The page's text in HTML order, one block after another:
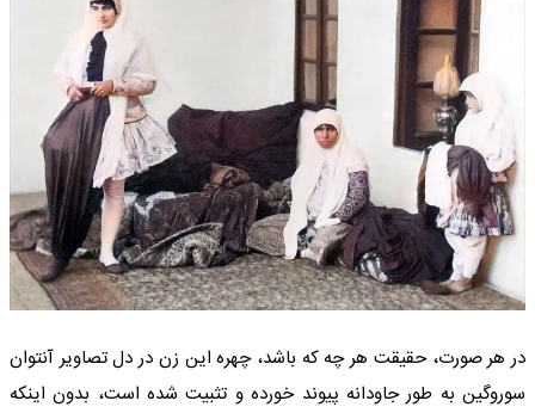
در هر صورت، حقیقت هر چه که باشد، چهره این زن در دل تصاویر آنتوان
سوروگین به طور جاودانه پیوند خورده و تثبیت شده است، بدون اینکه